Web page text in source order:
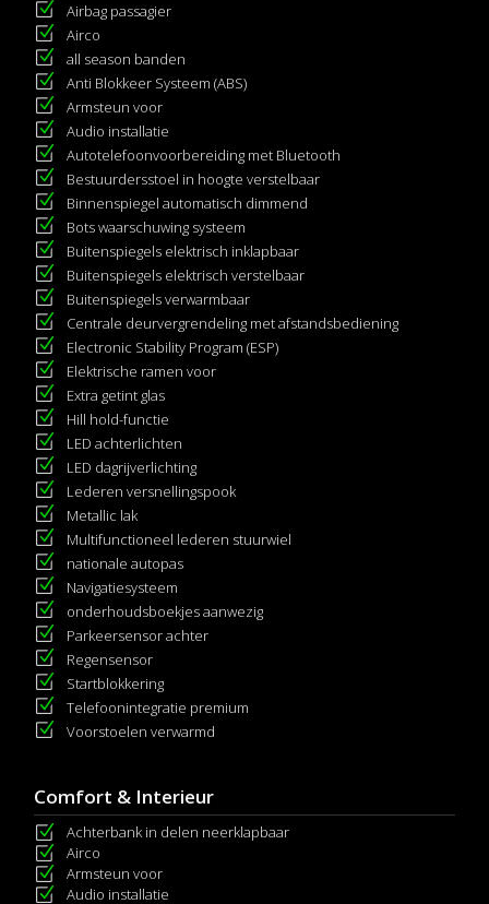
Airbag passagier
Airco
all season banden
Anti Blokkeer Systeem (ABS)
Armsteun voor
Audio installatie
Autotelefoonvoorbereiding met Bluetooth
Bestuurdersstoel in hoogte verstelbaar
Binnenspiegel automatisch dimmend
Bots waarschuwing systeem
Buitenspiegels elektrisch inklapbaar
Buitenspiegels elektrisch verstelbaar
Buitenspiegels verwarmbaar
Centrale deurvergrendeling met afstandsbediening
Electronic Stability Program (ESP)
Elektrische ramen voor
Extra getint glas
Hill hold-functie
LED achterlichten
LED dagrijverlichting
Lederen versnellingspook
Metallic lak
Multifunctioneel lederen stuurwiel
nationale autopas
Navigatiesysteem
onderhoudsboekjes aanwezig
Parkeersensor achter
Regensensor
Startblokkering
Telefoonintegratie premium
Voorstoelen verwarmd
Comfort & Interieur
Achterbank in delen neerklapbaar
Airco
Armsteun voor
Audio installatie